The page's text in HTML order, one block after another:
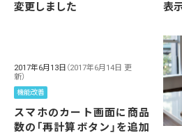
変更しました
表
2017年6月13日 （2017年6月14日 更
新）
機能改善
スマホのカート画面に商品
数の「再計算ボタン」を追加